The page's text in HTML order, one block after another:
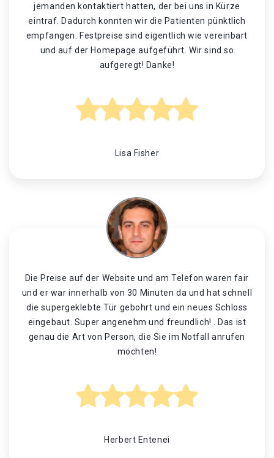
jemanden kontaktiert hatten, der bei uns in Kürze
eintraf. Dadurch konnten wir die Patienten pünktlich
empfangen. Festpreise sind eigentlich wie vereinbart
und auf der Homepage aufgeführt. Wir sind so
aufgeregt! Danke!
Lisa Fisher
Die Preise auf der Website und am Telefon waren fair
und er war innerhalb von 30 Minuten da und hat schnell
die supergeklebte Tür gebohrt und ein neues Schloss
eingebaut. Super angenehm und freundlich! . Das ist
genau die Art von Person, die Sie im Notfall anrufen
möchten!
Herbert Entenei